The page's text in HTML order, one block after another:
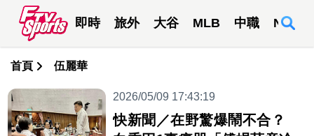
即時 旅外 大谷 MLB 中職 NBA
首頁 伍麗華
2026/05/09 17:43:19
快新聞／在野驚爆鬧不合？